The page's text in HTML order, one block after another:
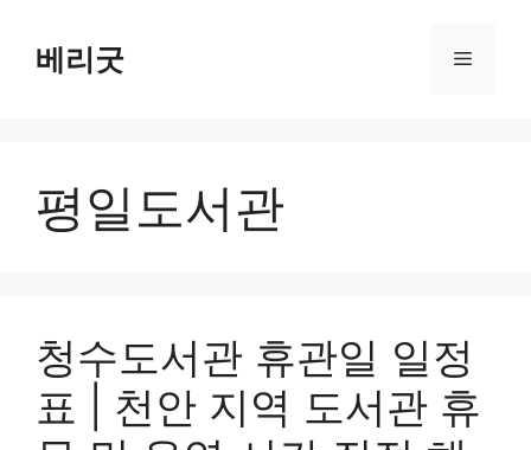
베리굿 메
평일도서관
청수도서관 휴관일 일정
표 | 천안 지역 도서관 휴